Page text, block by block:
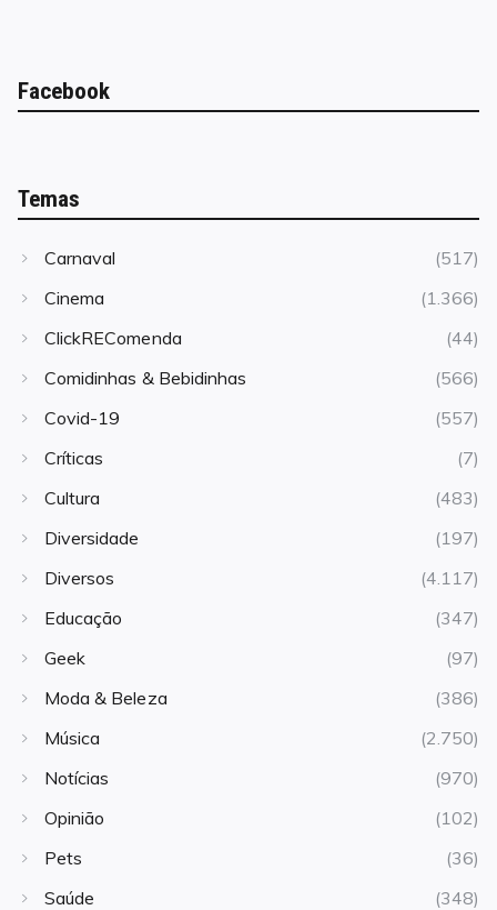
Facebook
Temas
Carnaval
(517)
Cinema
(1.366)
ClickREComenda
(44)
Comidinhas & Bebidinhas
(566)
Covid-19
(557)
Críticas
(7)
Cultura
(483)
Diversidade
(197)
Diversos
(4.117)
Educação
(347)
Geek
(97)
Moda & Beleza
(386)
Música
(2.750)
Notícias
(970)
Opinião
(102)
Pets
(36)
Saúde
(348)